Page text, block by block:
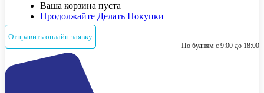
Ваша корзина пуста
Продолжайте Делать Покупки
Отправить онлайн-заявку
По будням с 9:00 до 18:00